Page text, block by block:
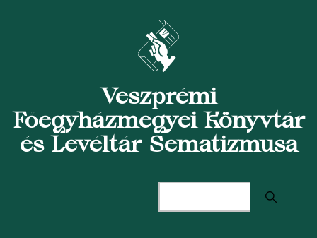
Veszprémi
Főegyházmegyei Könyvtár
és Levéltár Sematizmusa